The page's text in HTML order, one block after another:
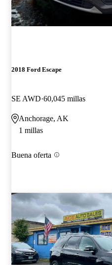
2018 Ford Escape
SE AWD 60,045 millas
Anchorage, AK
1 millas
Buena oferta